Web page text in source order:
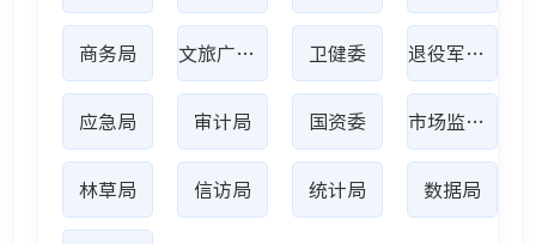
商务局 文旅广电局 卫健委 退役军人事务局
应急局 审计局 国资委 市场监管局
林草局 信访局 统计局 数据局